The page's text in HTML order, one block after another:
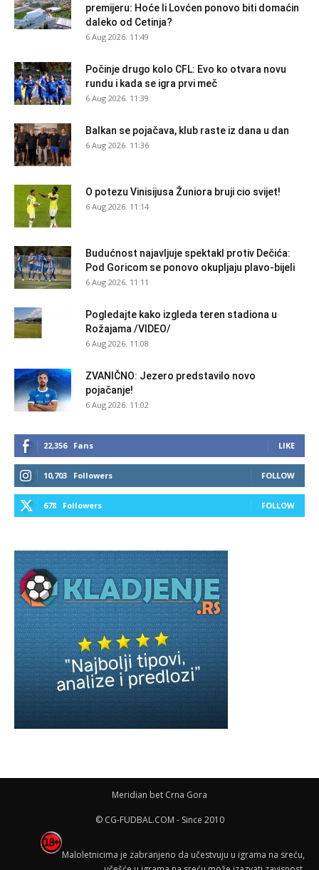
premijeru: Hoće li Lovćen ponovo biti domaćin
daleko od Cetinja?
6 Aug 2026. 11:49
Počinje drugo kolo CFL: Evo ko otvara novu
rundu i kada se igra prvi meč
6 Aug 2026. 11:39
Balkan se pojačava, klub raste iz dana u dan
6 Aug 2026. 11:36
O potezu Vinisijusa Žuniora bruji cio svijet!
6 Aug 2026. 11:14
Budućnost najavljuje spektakl protiv Dečića:
Pod Goricom se ponovo okupljaju plavo-bijeli
6 Aug 2026. 11:11
Pogledajte kako izgleda teren stadiona u
Rožajama /VIDEO/
6 Aug 2026. 11:08
ZVANIČNO: Jezero predstavilo novo
pojačanje!
6 Aug 2026. 11:02
22,356 Fans LIKE
10,703 Followers FOLLOW
678 Followers FOLLOW
Meridian bet Crna Gora
© CG-FUDBAL.COM - Since 2010
Maloletnicima je zabranjeno da učestvuju u igrama na sreću,